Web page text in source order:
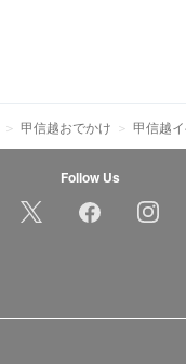
甲信越おでかけ 甲信越
Follow Us